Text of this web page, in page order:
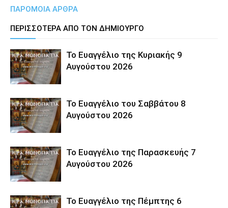
ΠΑΡΟΜΟΙΑ ΑΡΘΡΑ
ΠΕΡΙΣΣΟΤΕΡΑ ΑΠΟ ΤΟΝ ΔΗΜΙΟΥΡΓΟ
Το Ευαγγέλιο της Κυριακής 9
Αυγούστου 2026
Το Ευαγγέλιο του Σαββάτου 8
Αυγούστου 2026
Το Ευαγγέλιο της Παρασκευής 7
Αυγούστου 2026
Το Ευαγγέλιο της Πέμπτης 6